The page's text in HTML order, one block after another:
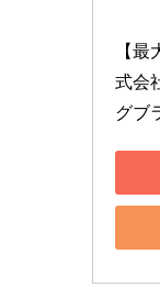
【
式会
グブ